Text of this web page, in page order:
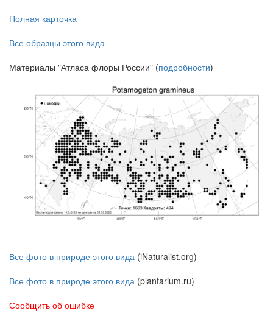
Полная карточка
Все образцы этого вида
Материалы "Атласа флоры России" (подробности)
Все фото в природе этого вида (iNaturalist.org)
Все фото в природе этого вида (plantarium.ru)
Сообщить об ошибке